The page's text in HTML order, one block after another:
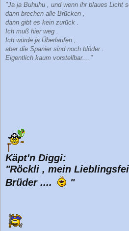
"Ja ja Buhuhu , und wenn ihr blaues Licht
dann brechen alle Brücken ,
dann gibt es kein zurück .
Ich muß hier weg .
Ich würde ja Überlaufen ,
aber die Spanier sind noch blöder .
Eigentlich kaum vorstellbar...."
Käpt'n Diggi:
"Röckli , mein
Brüder ....
"